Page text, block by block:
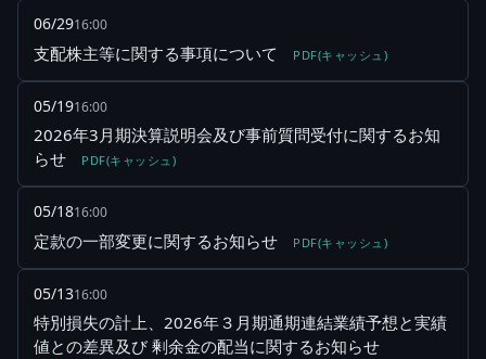
06/2916:00
支配株主等に関する事項について PDF(キャッシュ)
05/1916:00
2026年3月期決算説明会及び事前質問受付に関するお知
らせ
PDF(キャッシュ)
05/1816:00
定款の一部変更に関するお知らせ PDF(キャッシュ)
05/1316:00
特別損失の計上、2026年３月期通期連結業績予想と実績
値との差異及び 剰余金の配当に関するお知らせ